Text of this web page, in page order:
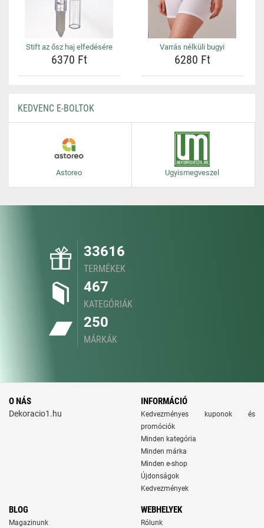
Stift az ősz haj elfedésére
6370 Ft
Varrás nélküli bugyi
6280 Ft
KEDVENC E-BOLTOK
Astoreo Ugyismegveszel
33616
TERMÉKEK
467
KATEGÓRIÁK
250
MÁRKÁK
O NÁS
Dekoracio1.hu
INFORMÁCIÓ
Kedvezményes kuponok és
promóciók
Minden kategória
Minden márka
Minden e-shop
Újdonságok
Kedvezmények
BLOG
Magazinunk
WEBHELYEK
Rólunk